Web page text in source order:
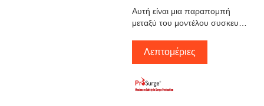
Αυτή είναι μια παραπομπή
μεταξύ του μοντέλου συσκευής
Prosurge με το μοντέλο
Συσκευών προστασίας από
Επικοινωνία. Αυτό είναι μόνο
για αναφορά, συμβουλευτείτε
Λεπτομέριες